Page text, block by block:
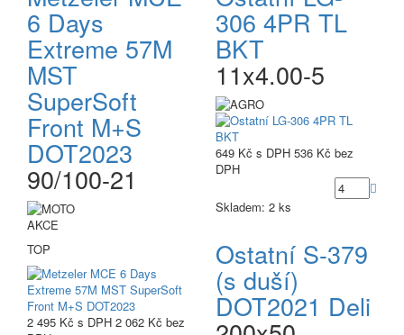
6 Days
Extreme 57M
MST
SuperSoft
Front M+S
DOT2023
90/100-21
AKCE
TOP
2 495 Kč s DPH 2 062 Kč bez
306 4PR TL
BKT
11x4.00-5
649 Kč s DPH 536 Kč bez
DPH
Skladem: 2 ks
Ostatní S-379
(s duší)
DOT2021 Deli